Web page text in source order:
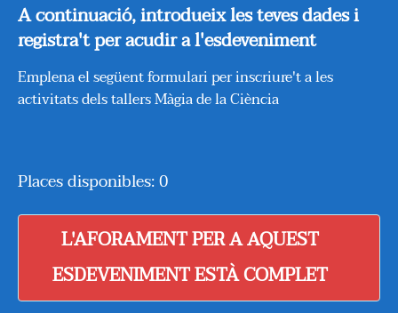
A continuació, introdueix les teves dades i
registra't per acudir a l'esdeveniment
Emplena el següent formulari per inscriure't a les
activitats dels tallers Màgia de la Ciència
Places disponibles: 0
L'AFORAMENT PER A AQUEST
ESDEVENIMENT ESTÀ COMPLET